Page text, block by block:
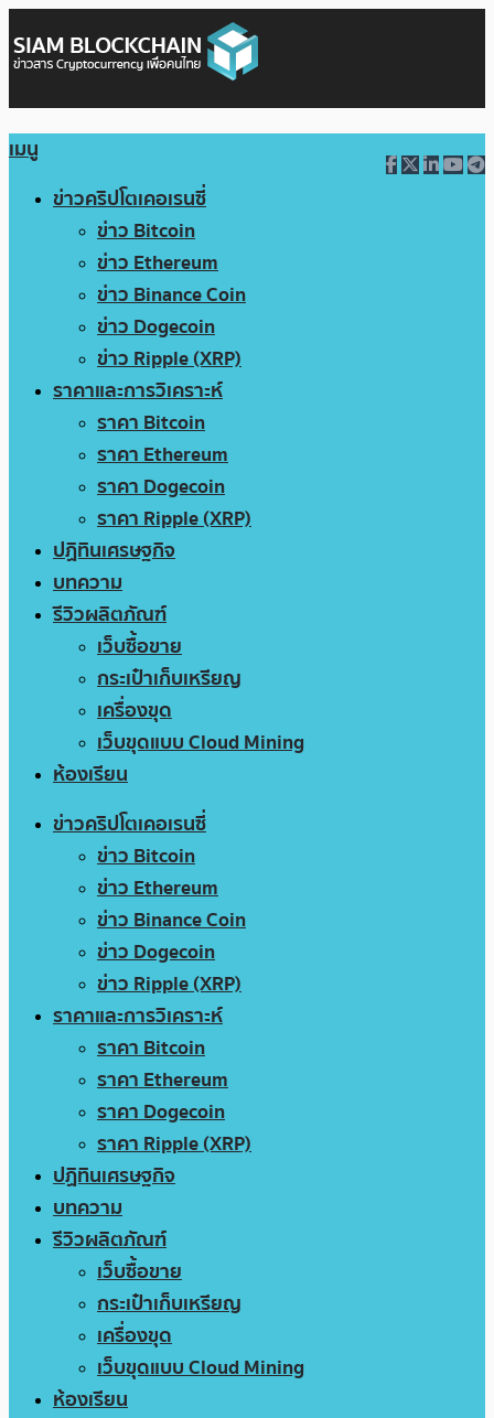
เมนู
ข่าวคริปโตเคอเรนซี่
ข่าว Bitcoin
ข่าว Ethereum
ข่าว Binance Coin
ข่าว Dogecoin
ข่าว Ripple (XRP)
ราคาและการวิเคราะห์
ราคา Bitcoin
ราคา Ethereum
ราคา Dogecoin
ราคา Ripple (XRP)
ปฏิทินเศรษฐกิจ
บทความ
รีวิวผลิตภัณฑ์
เว็บซื้อขาย
กระเป๋าเก็บเหรียญ
เครื่องขุด
เว็บขุดแบบ Cloud Mining
ห้องเรียน
ข่าวคริปโตเคอเรนซี่
ข่าว Bitcoin
ข่าว Ethereum
ข่าว Binance Coin
ข่าว Dogecoin
ข่าว Ripple (XRP)
ราคาและการวิเคราะห์
ราคา Bitcoin
ราคา Ethereum
ราคา Dogecoin
ราคา Ripple (XRP)
ปฏิทินเศรษฐกิจ
บทความ
รีวิวผลิตภัณฑ์
เว็บซื้อขาย
กระเป๋าเก็บเหรียญ
เครื่องขุด
เว็บขุดแบบ Cloud Mining
ห้องเรียน